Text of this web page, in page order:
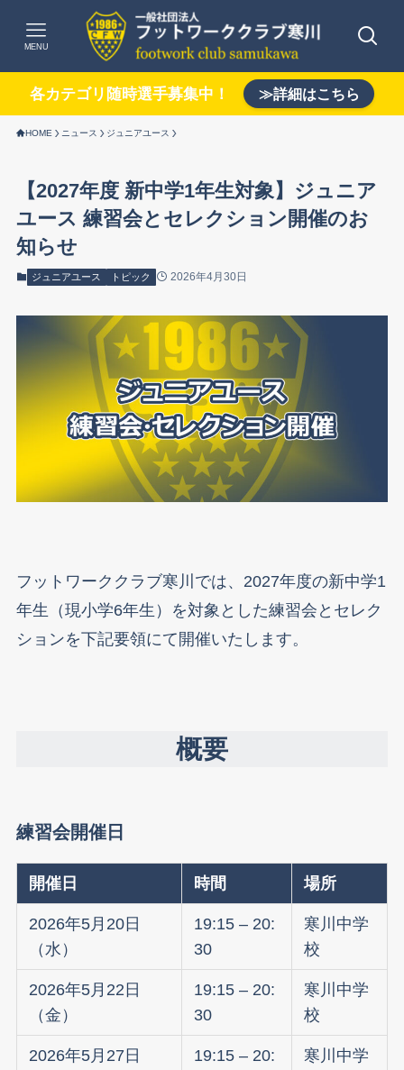
MENU
各カテゴリ随時選手募集中！ ≫詳細はこちら
HOME ニュース ジュニアユース
【2027年度 新中学1年生対象】ジュニア
ユース 練習会とセレクション開催のお
知らせ
ジュニアユース トピック 2026年4月30日
フットワーククラブ寒川では、2027年度の新中学1
年生（現小学6年生）を対象とした練習会とセレク
ションを下記要領にて開催いたします。
概要
練習会開催日
開催日 時間 場所
2026年5月20日
（水）
19:15 – 20:
30
寒川中学
校
2026年5月22日
（金）
19:15 – 20:
30
寒川中学
校
2026年5月27日
19:15 – 20:
寒川中学